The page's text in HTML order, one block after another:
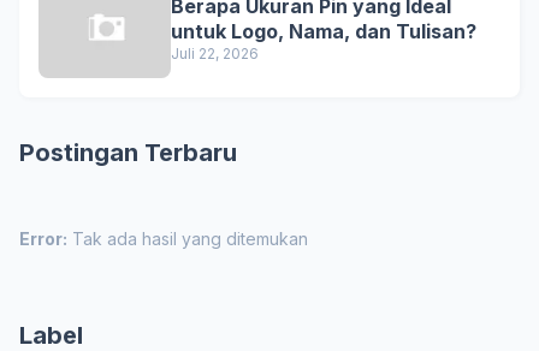
Berapa Ukuran Pin yang Ideal
untuk Logo, Nama, dan Tulisan?
Juli 22, 2026
Postingan Terbaru
Error: Tak ada hasil yang ditemukan
Label